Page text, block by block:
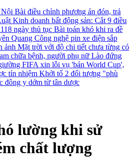
Bài điều chỉnh phương án đón, trả
Kinh doanh bất động sản: Cắt 9 điều
ngày thủ tục Bài toán khó khi ra đề
Quang Công nghệ pin xe điện sắp
ảnh Mặt trời với độ chi tiết chưa từng có
chữa bệnh, người phụ nữ Lào đứng
FIFA xin lỗi vụ 'bán World Cup',
tín nhiệm Khởi tố 2 đối tượng "phù
đông y dởm từ tân dược
lường khi sử
chất lượng